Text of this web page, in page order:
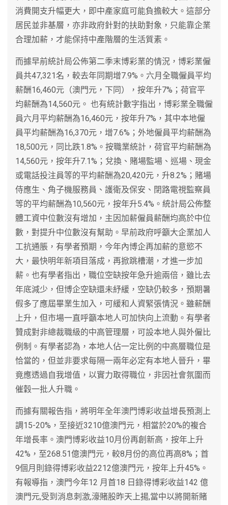
消費開支升幅更大，即中產家庭可能負擔較大。這部分
居民並非基層，亦非政府針對的扶助對象，只能靠企業
合理加薪，才能保持中產階層的生活質素。
而據早前統計局公佈第二季末博彩業的情況，博彩業僱
員共47,321名，較去年同期增7.9%。六月全職僱員平均
薪酬16,460元（澳門元，下同），按年升7%；荷官平
均薪酬為14,560元。 也有統計數字指出，博彩業全職僱
員六月平均薪酬為16,460元，按年升7%，其中本地僱
員平均薪酬為16,370元，增7.6%；外地僱員平均薪酬為
18,500元，同比跌1.8%。按職業統計，荷官平均薪酬為
14,560元，按年升7.1%；兌換、賭場監場、巡場、現金
或電話投注員等的平均薪酬為20,420元，升8.2%；賭場
侍應生、角子機服務員、護衛及保安、閉路電視監察員
等的平均薪酬為10,560元，按年升5.4%。統計局公佈整
體工資中位數沒有增加，主因加薪僱員薪酬均高於中位
數，對提升中位數沒有幫助。早前政府呼籲大企業加人
工抗通脹，有學者預期，今年內博企再加薪的意慾不
大，最快明年新項目落成，再掀跳槽潮，才進一步加
薪。也有學者指出，職位空缺按年急升逾兩倍，雖比去
年底減少，但博企空缺還未紓緩，空缺仍較多，預期暑
假多了應屆畢業生加入，可緩和人資緊張情況。雖薪酬
上升，但市場一直呼籲本地人可加快向上流動。有學者
贊成對非總裁職級的中高管理層，可設本地人與外僱比
例制。有學者認為，本地人佔一定比例的中高層職位是
恰當的，但並非要求每隔一兩年必定有本地人晉升，畢
竟應透過自我增值，以實力取得職位，非因社會氛圍而
催穀一批人升職。
而據有關報告指，將明年全年澳門博彩收益增長預測上
調15-20%，至接近3210億澳門元，相當於20%的複合
年增長率。澳門博彩收益10月份再創新高，按年上升
42%，至268.51億澳門元，較8月份的高位再高8%；首
9個月則錄得博彩收益2212億澳門元，按年上升45%。
有報導指，澳門今年12 月首18 日錄得博彩收益142 億
澳門元,受到消息刺激,濠賭股昨天上揚,當中以將開新賭